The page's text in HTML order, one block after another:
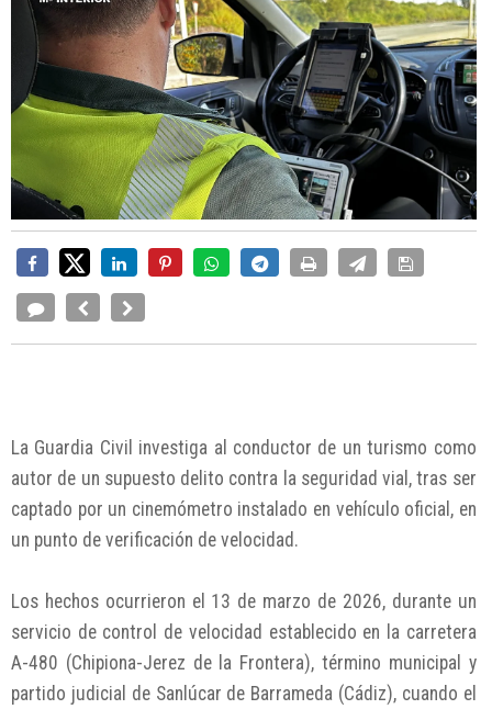
La Guardia Civil investiga al conductor de un turismo como
autor de un supuesto delito contra la seguridad vial, tras ser
captado por un cinemómetro instalado en vehículo oficial, en
un punto de verificación de velocidad.
Los hechos ocurrieron el 13 de marzo de 2026, durante un
servicio de control de velocidad establecido en la carretera
A-480 (Chipiona-Jerez de la Frontera), término municipal y
partido judicial de Sanlúcar de Barrameda (Cádiz), cuando el